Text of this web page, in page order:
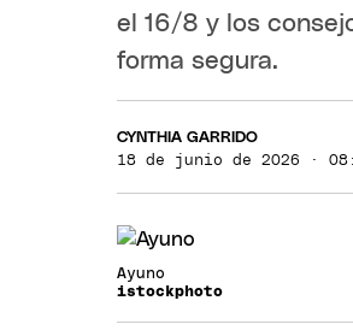
el 16/8 y los
forma segura.
CYNTHIA GARRIDO
18 de junio de 2026 ·
Ayuno
istockphoto